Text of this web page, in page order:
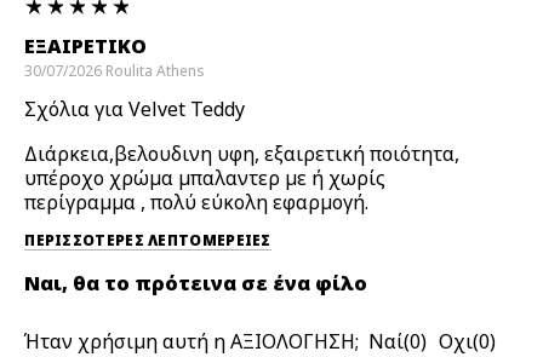
ΕΞΑΙΡΕΤΙΚΌ
30/07/2026 Roulita Athens
Σχόλια για Velvet Teddy
Διάρκεια,βελουδινη υφη, εξαιρετική ποιότητα,
υπέροχο χρώμα μπαλαντερ με ή χωρίς
περίγραμμα , πολύ εύκολη εφαρμογή.
ΠΕΡΙΣΣΌΤΕΡΕΣ ΛΕΠΤΟΜΈΡΕΙΕΣ
Ναι, θα το πρότεινα σε ένα φίλο
Ήταν χρήσιμη αυτή η ΑΞΙΟΛΟΓΗΣΗ; 0 0